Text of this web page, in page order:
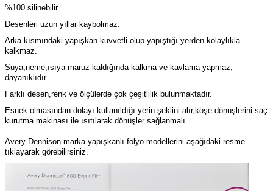
%100 silinebilir.
Desenleri uzun yıllar kaybolmaz.
Arka kısmındaki yapışkan kuvvetli olup yapıştığı yerden kolaylıkla
kalkmaz.
Suya,neme,ısıya maruz kaldığında kalkma ve kavlama yapmaz,
dayanıklıdır.
Farklı desen,renk ve ölçülerde çok çeşitlilik bulunmaktadır.
Esnek olmasından dolayı kullanıldığı yerin şeklini alır,köşe dönüşlerini saç
kurutma makinası ile ısıtılarak dönüşler sağlanmalı.
Avery Dennison marka yapışkanlı folyo modellerini aşağıdaki resme
tıklayarak görebilirsiniz.